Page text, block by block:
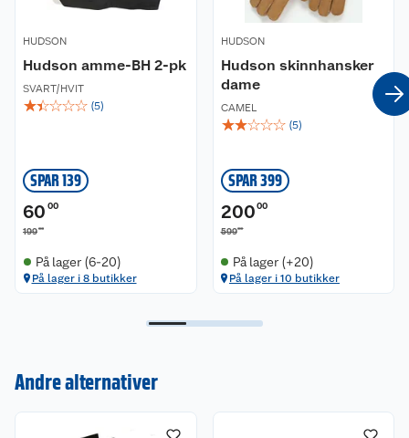
minimum 70 prosent av fibrene skal være
økologisk dyrket, og at tekstilene må oppfylle
produksjonsprosessen. Den inkluderer i tillegg
sosiale kriterier og sikkerhet for arbeidere i
kravene.
HUDSON
Hudson amme-BH 2-pk
SVART/HVIT
☆☆☆☆☆ (5)
SPAR 139
60 00
19900
På lager (6-20)
På lager i 8 butikker
HUDSON
Hudson skinnhansker
dame
CAMEL
☆☆☆☆☆ (5)
SPAR 399
200 00
59900
På lager (+20)
På lager i 10 butikker
Andre alternativer
Om oss
Kontakt oss